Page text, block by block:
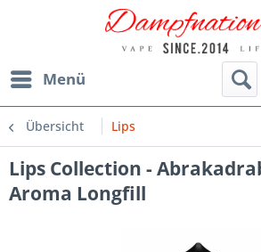
Menü
Übersicht Lips
Lips Collection -
Aroma Longfill